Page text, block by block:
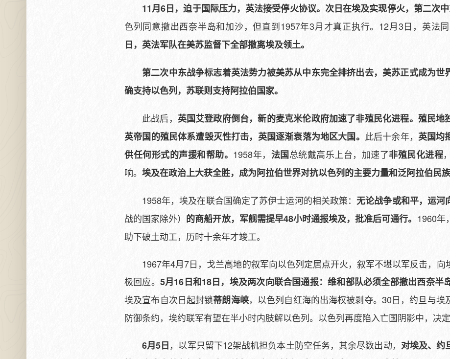
11月6日，迫于国际压力，英法接受停火协议。次日在埃及实现停火，第二次中
色列同意撤出西奈半岛和加沙，但直到1957年3月才真正执行。12月3日，英法同
日，英法军队在美苏监督下全部撤离埃及领土。
第二次中东战争标志着英法势力被美苏从中东完全排挤出去，美苏正式成为世
确支持以色列，苏联则支持阿拉伯国家。
此战后， 英国艾登政府倒台，新的麦克米伦政府加速了非殖民化进程。殖民地
英帝国的殖民体系遭毁灭性打击，英国逐渐衰落为地区大国。 此后十余年， 英国均
供任何形式的声援和帮助。 1958年， 法国总统戴高乐上台，加速了非殖民化进程
响。 埃及在政治上大获全胜，成为阿拉伯世界对抗以色列的主要力量和泛阿拉伯民族
1958年，埃及在联合国确定了苏伊士运河的相关政策： 无论战争或和平，运河
战的国家除外） 的商船开放，军舰需提早48小时通报埃及，批准后可通行。 1960年
助下破土动工，历时十余年才竣工。
1967年4月7日，戈兰高地的叙军向以色列定居点开火，叙军不堪以军反击，向
极回应。 5月16日和18日，埃及两次向联合国通报：维和部队必须全部撤出西奈半
埃及宣布自次日起封锁蒂朗海峡，以色列自红海的出海权被剥夺。30日，约旦与埃
防御条约，埃约联军有望在半小时内肢解以色列。以色列再度陷入亡国阴影中，决定
6月5日，以军只留下12架战机担负本土防空任务，其余尽数出动， 对埃及、约